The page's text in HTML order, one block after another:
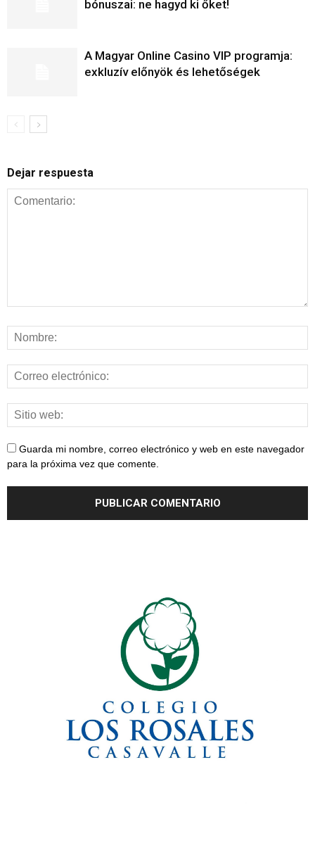
bónuszai: ne hagyd ki őket!
A Magyar Online Casino VIP programja:
exkluzív előnyök és lehetőségek
Dejar respuesta
Guarda mi nombre, correo electrónico y web en este navegador
para la próxima vez que comente.